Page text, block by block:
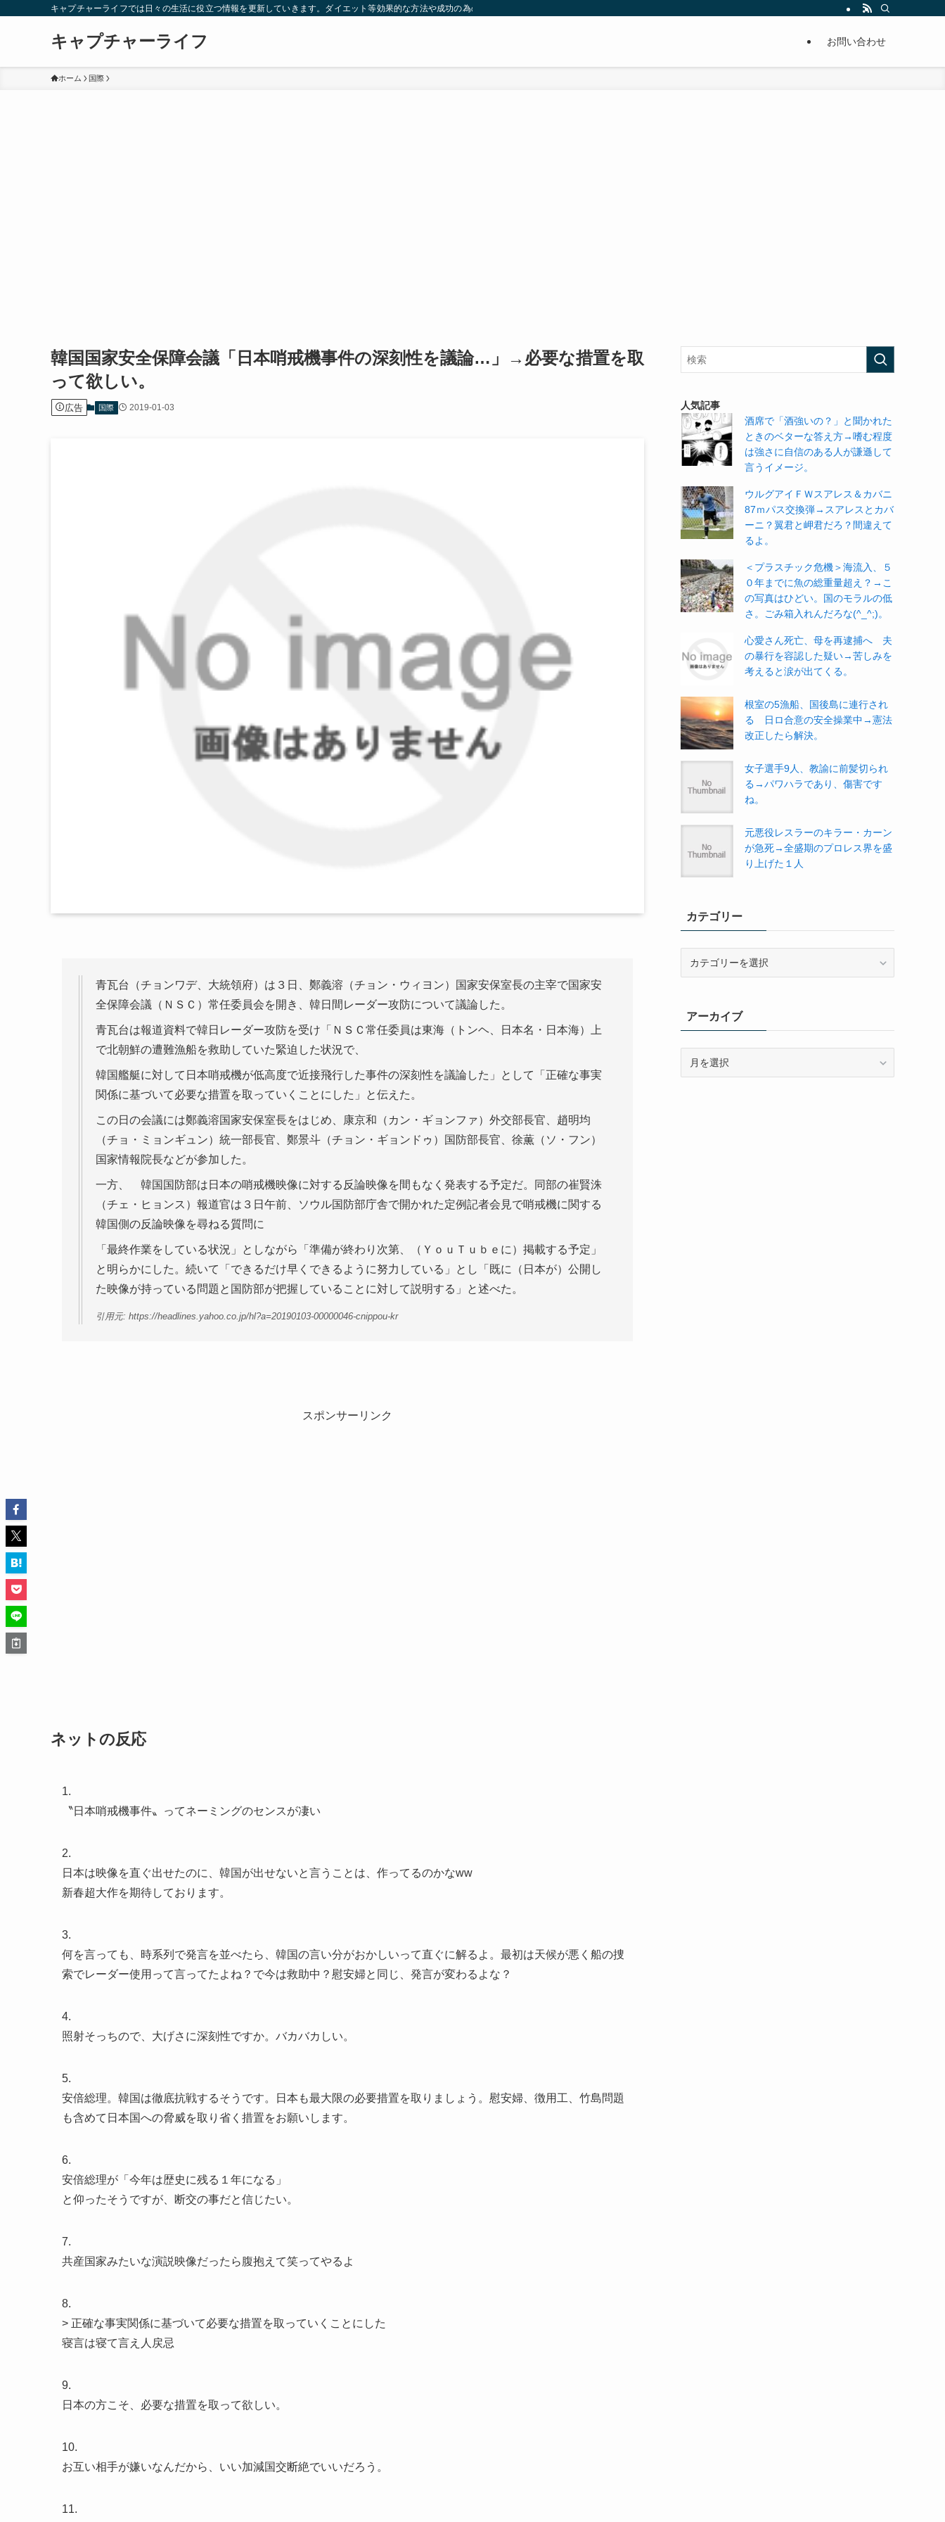
キャプチャーライフでは日々の生活に役立つ情報を更新していきます。ダイエット等効果的な方法や成功の為の秘訣等。太ったり悩んでいる方々が簡単に痩せることが出来るように分かりやすくまとめています。
キャプチャーライフ お問い合わせ
ホーム 国際
韓国国家安全保障会議「日本哨戒機事件の深刻性を議論…」→必要な措置を取
って欲しい。
広告 国際 2019-01-03
青瓦台（チョンワデ、大統領府）は３日、鄭義溶（チョン・ウィヨン）国家安保室長の主宰で国家安
全保障会議（ＮＳＣ）常任委員会を開き、韓日間レーダー攻防について議論した。
青瓦台は報道資料で韓日レーダー攻防を受け「ＮＳＣ常任委員は東海（トンヘ、日本名・日本海）上
で北朝鮮の遭難漁船を救助していた緊迫した状況で、
韓国艦艇に対して日本哨戒機が低高度で近接飛行した事件の深刻性を議論した」として「正確な事実
関係に基づいて必要な措置を取っていくことにした」と伝えた。
この日の会議には鄭義溶国家安保室長をはじめ、康京和（カン・ギョンファ）外交部長官、趙明均
（チョ・ミョンギュン）統一部長官、鄭景斗（チョン・ギョンドゥ）国防部長官、徐薫（ソ・フン）
国家情報院長などが参加した。
一方、 韓国国防部は日本の哨戒機映像に対する反論映像を間もなく発表する予定だ。同部の崔賢洙
（チェ・ヒョンス）報道官は３日午前、ソウル国防部庁舎で開かれた定例記者会見で哨戒機に関する
韓国側の反論映像を尋ねる質問に
「最終作業をしている状況」としながら「準備が終わり次第、（ＹｏｕＴｕｂｅに）掲載する予定」
と明らかにした。続いて「できるだけ早くできるように努力している」とし「既に（日本が）公開し
た映像が持っている問題と国防部が把握していることに対して説明する」と述べた。
引用元: https://headlines.yahoo.co.jp/hl?a=20190103-00000046-cnippou-kr
スポンサーリンク
ネットの反応
1.
〝日本哨戒機事件〟ってネーミングのセンスが凄い
2.
日本は映像を直ぐ出せたのに、韓国が出せないと言うことは、作ってるのかなww
新春超大作を期待しております。
3.
何を言っても、時系列で発言を並べたら、韓国の言い分がおかしいって直ぐに解るよ。最初は天候が悪く船の捜
索でレーダー使用って言ってたよね？で今は救助中？慰安婦と同じ、発言が変わるよな？
4.
照射そっちので、大げさに深刻性ですか。バカバカしい。
5.
安倍総理。韓国は徹底抗戦するそうです。日本も最大限の必要措置を取りましょう。慰安婦、徴用工、竹島問題
も含めて日本国への脅威を取り省く措置をお願いします。
6.
安倍総理が「今年は歴史に残る１年になる」
と仰ったそうですが、断交の事だと信じたい。
7.
共産国家みたいな演説映像だったら腹抱えて笑ってやるよ
8.
> 正確な事実関係に基づいて必要な措置を取っていくことにした
寝言は寝て言え人戻忌
9.
日本の方こそ、必要な措置を取って欲しい。
10.
お互い相手が嫌いなんだから、いい加減国交断絶でいいだろう。
11.
人気記事
酒席で「酒強いの？」と聞かれた
ときのベターな答え方→嗜む程度
は強さに自信のある人が謙遜して
言うイメージ。
ウルグアイＦＷスアレス＆カバニ
87ｍパス交換弾→スアレスとカバ
ーニ？翼君と岬君だろ？間違えて
るよ。
＜プラスチック危機＞海流入、５
０年までに魚の総重量超え？→こ
の写真はひどい。国のモラルの低
さ。ごみ箱入れんだろな(^_^;)。
心愛さん死亡、母を再逮捕へ 夫
の暴行を容認した疑い→苦しみを
考えると涙が出てくる。
根室の5漁船、国後島に連行され
る 日ロ合意の安全操業中→憲法
改正したら解決。
女子選手9人、教諭に前髪切られ
る→パワハラであり、傷害です
ね。
元悪役レスラーのキラー・カーン
が急死→全盛期のプロレス界を盛
り上げた１人
カテゴリー
ーアーカイブ